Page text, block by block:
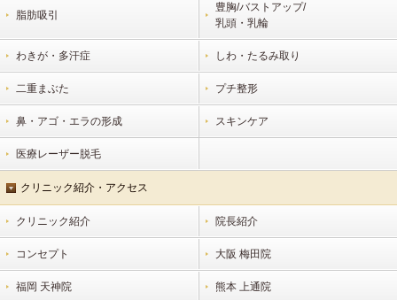
脂肪吸引
豊胸/バストアップ/
乳頭・乳輪
わきが・多汗症 しわ・たるみ取り
二重まぶた プチ整形
鼻・アゴ・エラの形成 スキンケア
医療レーザー脱毛
クリニック紹介・アクセス
クリニック紹介 院長紹介
コンセプト 大阪 梅田院
福岡 天神院 熊本 上通院